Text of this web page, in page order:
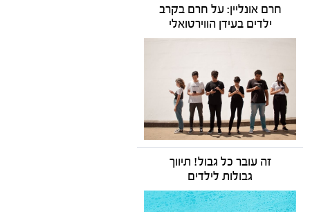
חרם אונליין: על חרם בקרב
ילדים בעידן הווירטואלי
זה עובר כל גבול! תיווך
גבולות לילדים